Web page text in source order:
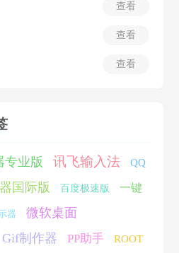
查看
查看
查看
专业版 讯飞输入法 QQ
国际版 百度极速版 一键
器 微软桌面
Gif制作器 PP助手 ROOT